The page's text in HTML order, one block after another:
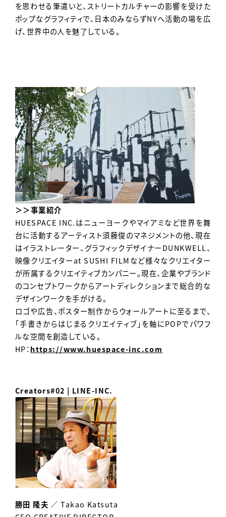
を思わせる筆遣いと、ストリートカルチャーの影響を受けた
ポップなグラフィティで、日本のみならずNYへ活動の場を広
げ、世界中の人を魅了している。
＞＞事業紹介
HUESPACE INC.はニューヨークやマイアミなど世界を舞
台に活動するアーティスト須藤俊のマネジメントの他、現在
はイラストレーター、グラフィックデザイナーDUNKWELL、
映像クリエイターat SUSHI FILMなど様々なクリエイター
が所属するクリエイティブカンパニー。現在、企業やブランド
のコンセプトワークからアートディレクションまで総合的な
デザインワークを手がける。
ロゴや広告、ポスター制作からウォールアートに至るまで、
「手書きからはじまるクリエイティブ」を軸にPOPでパワフ
ルな空間を創造している。
HP： https://www.huespace-inc.com
Creators#02 | LINE-INC.
勝田 隆夫 ／ Takao Katsuta